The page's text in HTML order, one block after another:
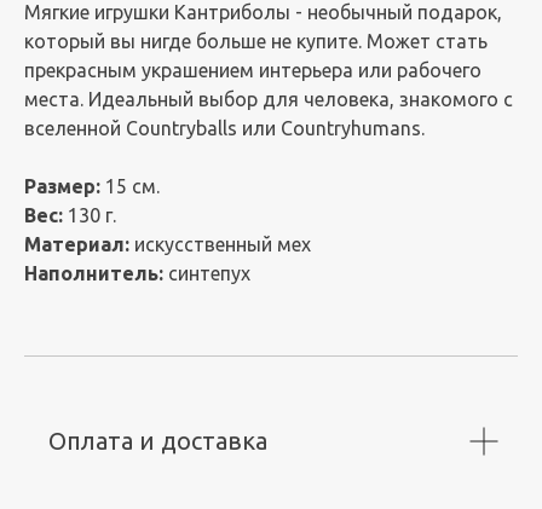
Мягкие игрушки Кантриболы - необычный подарок,
который вы нигде больше не купите. Может стать
прекрасным украшением интерьера или рабочего
места. Идеальный выбор для человека, знакомого с
вселенной Countryballs или Countryhumans.
Размер: 15 см.
Вес: 130 г.
Материал: искусственный мех
Наполнитель: синтепух
Оплата и доставка